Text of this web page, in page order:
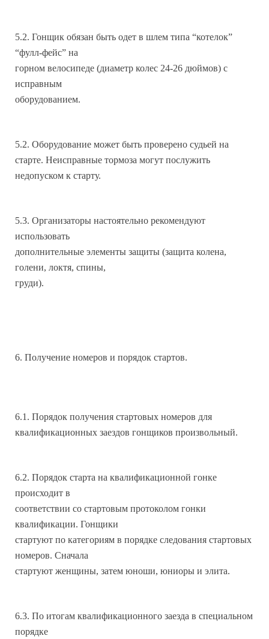
5.2. Гонщик обязан быть одет в шлем типа “котелок”
“фулл-фейс” на
горном велосипеде (диаметр колес 24-26 дюймов) с
исправным
оборудованием.
5.2. Оборудование может быть проверено судьей на
старте. Неисправные тормоза могут послужить
недопуском к старту.
5.3. Организаторы настоятельно рекомендуют
использовать
дополнительные элементы защиты (защита колена,
голени, локтя, спины,
груди).
6. Получение номеров и порядок стартов.
6.1. Порядок получения стартовых номеров для
квалификационных заездов гонщиков произвольный.
6.2. Порядок старта на квалификационной гонке
происходит в
соответствии со стартовым протоколом гонки
квалификации. Гонщики
стартуют по категориям в порядке следования стартовых
номеров. Сначала
стартуют женщины, затем юноши, юниоры и элита.
6.3. По итогам квалификационного заезда в специальном
порядке